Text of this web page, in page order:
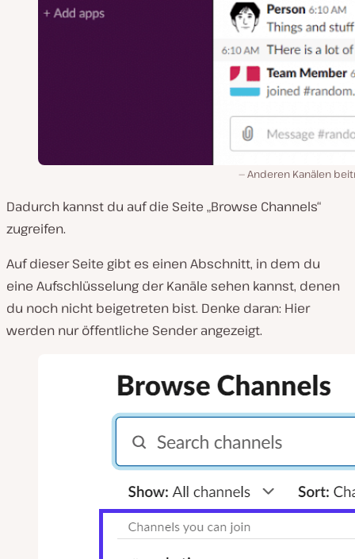
Anderen Kanälen
Dadurch kannst du auf die Seite „Browse Channels“
zugreifen.
Auf dieser Seite gibt es einen Abschnitt, in dem du
eine Aufschlüsselung der Kanäle sehen kannst, denen
du noch nicht beigetreten bist. Denke daran: Hier
werden nur öffentliche Sender angezeigt.